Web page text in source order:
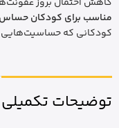
مناسب برای کودکان
کودکانی که حساسیت‌هایی
توضیحات تکمیلی